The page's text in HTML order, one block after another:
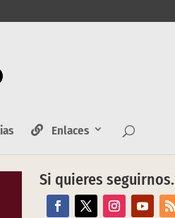
Enlaces
Si quieres